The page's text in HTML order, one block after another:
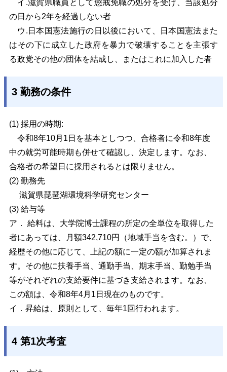
イ.滋賀県職員として懲戒免職の処分を受け、当該処分
の日から2年を経過しない者
ウ.日本国憲法施行の日以後において、日本国憲法また
はその下に成立した政府を暴力で破壊することを主張す
る政党その他の団体を結成し、またはこれに加入した者
3 勤務の条件
(1) 採用の時期:
令和8年10月1日を基本としつつ、合格者に令和8年度
中の就労可能時期も併せて確認し、決定します。なお、
合格者の希望日に採用されるとは限りません。
(2) 勤務先
滋賀県琵琶湖環境科学研究センター
(3) 給与等
ア． 給料は、大学院博士課程の所定の全単位を取得した
者にあっては、月額342,710円
（地域手当を含む。）で、
経歴その他に応じて、上記の額に一定の額が加算されま
す。 その他に扶養手当、通勤手当、期末手当、勤勉手当
等がそれぞれの支給要件に基づき支給されます。なお、
この額は、令和8年4月1日現在のものです。
イ． 昇給は、原則として、毎年1回行われます。
4 第1次考査